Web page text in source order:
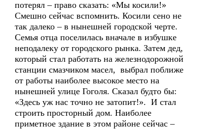
потерял – право сказать: «Мы косили!»
Смешно сейчас вспомнить. Косили сено не
так далеко – в нынешней городской черте.
Семья отца поселилась вначале в избушке
неподалеку от городского рынка. Затем дед,
который стал работать на железнодорожной
станции смазчиком масел, выбрал поближе
от работы наиболее высокое место на
нынешней улице Гоголя. Сказал будто бы:
«Здесь уж нас точно не затопит!». И стал
строить просторный дом. Наиболее
приметное здание в этом районе сейчас –